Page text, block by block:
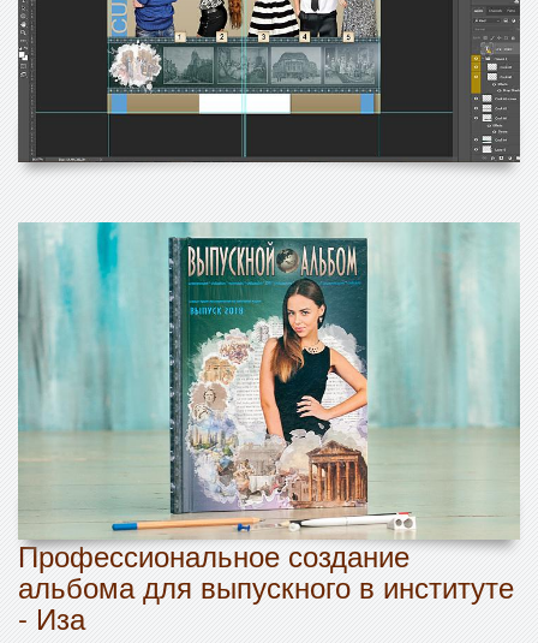
Профессиональное создание
альбома для выпускного в институте
- Иза